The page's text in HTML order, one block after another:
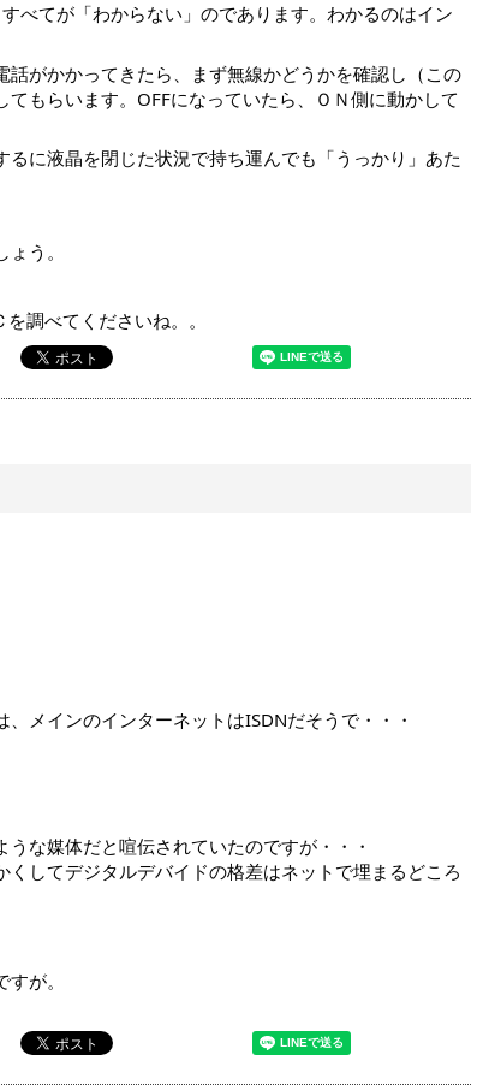
べてが「わからない」のであります。わかるのはイン
がかかってきたら、まず無線かどうかを確認し（この
もらいます。OFFになっていたら、ＯＮ側に動かして
に液晶を閉じた状況で持ち運んでも「うっかり」あた
う。
調べてくださいね。。
メインのインターネットはISDNだそうで・・・
な媒体だと喧伝されていたのですが・・・
してデジタルデバイドの格差はネットで埋まるどころ
が。